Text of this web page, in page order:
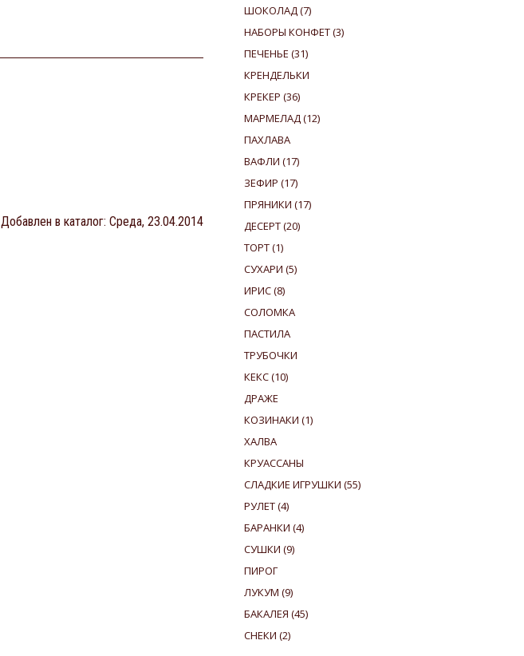
Добавлен в каталог: Среда, 23.04.2014
ШОКОЛАД(7)
НАБОРЫ КОНФЕТ(3)
ПЕЧЕНЬЕ (31)
КРЕНДЕЛЬКИ
КРЕКЕР (36)
МАРМЕЛАД(12)
ПАХЛАВА
ВАФЛИ (17)
ЗЕФИР (17)
ПРЯНИКИ (17)
ДЕСЕРТ(20)
ТОРТ(1)
СУХАРИ (5)
ИРИС(8)
СОЛОМКА
ПАСТИЛА
ТРУБОЧКИ
КЕКС(10)
ДРАЖЕ
КОЗИНАКИ (1)
ХАЛВА
КРУАССАНЫ
СЛАДКИЕ ИГРУШКИ (55)
РУЛЕТ(4)
БАРАНКИ (4)
СУШКИ (9)
ПИРОГ
ЛУКУМ (9)
БАКАЛЕЯ (45)
СНЕКИ (2)